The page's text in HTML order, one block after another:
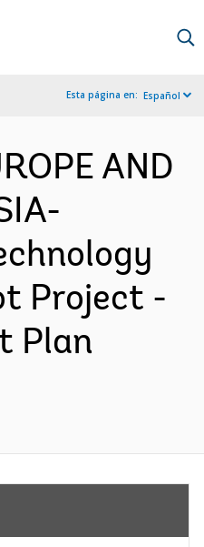
Esta página en: Español
AND
Project -
Plan